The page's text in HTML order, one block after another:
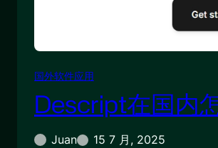
国外软件应用
Descript在国内
Juan 15 7 月, 2025